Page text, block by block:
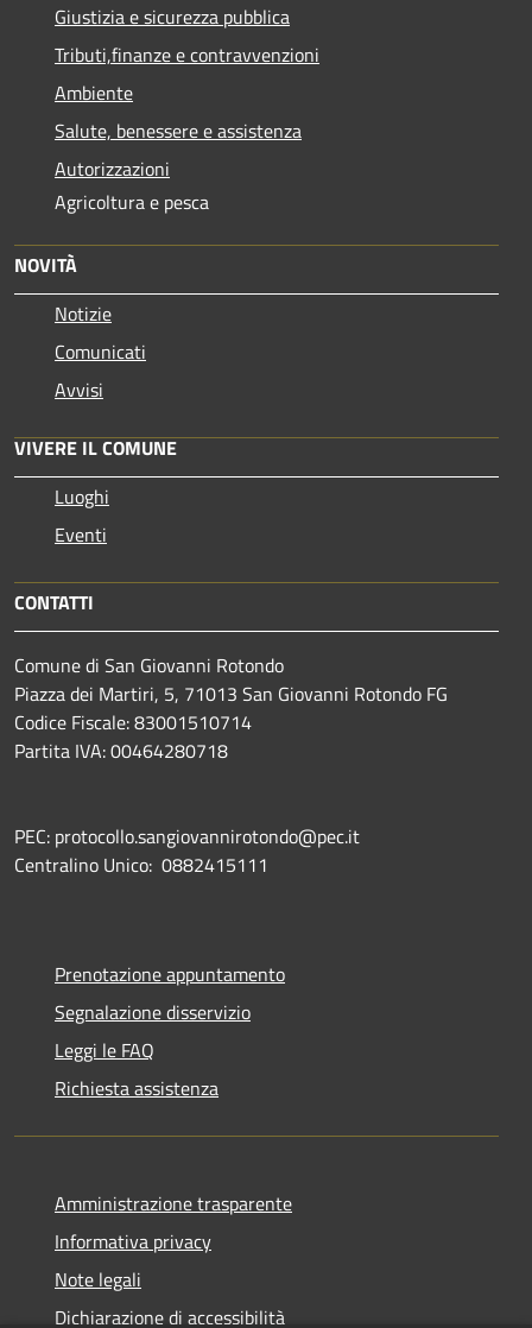
Giustizia e sicurezza pubblica
Tributi,finanze e contravvenzioni
Ambiente
Salute, benessere e assistenza
Autorizzazioni
Agricoltura e pesca
NOVITÀ
Notizie
Comunicati
Avvisi
VIVERE IL COMUNE
Luoghi
Eventi
CONTATTI
Comune di San Giovanni Rotondo
Piazza dei Martiri, 5, 71013 San Giovanni Rotondo FG
Codice Fiscale: 83001510714
Partita IVA: 00464280718
PEC: protocollo.sangiovannirotondo@pec.it
Centralino Unico: 0882415111
Prenotazione appuntamento
Segnalazione disservizio
Leggi le FAQ
Richiesta assistenza
Amministrazione trasparente
Informativa privacy
Note legali
Dichiarazione di accessibilità